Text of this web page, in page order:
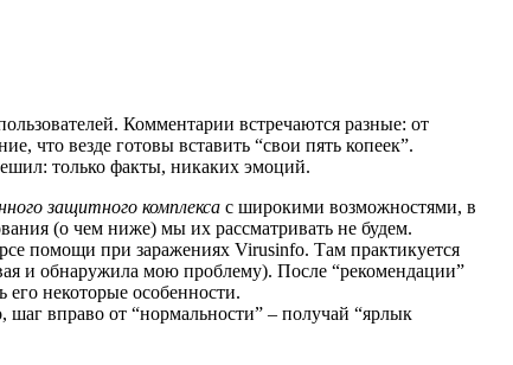
Комментарии встречаются разные: от
что везде готовы вставить “свои пять копеек”.
только факты, никаких эмоций.
защитного комплекса с широкими возможностями, в
(о чем ниже) мы их рассматривать не будем.
помощи при заражениях Virusinfo. Там практикуется
и обнаружила мою проблему). После “рекомендации”
его некоторые особенности.
вправо от “нормальности” – получай “ярлык